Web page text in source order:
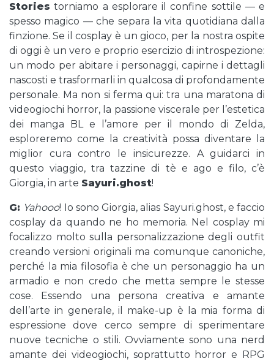
Stories torniamo a esplorare il confine sottile — e
spesso magico — che separa la vita quotidiana dalla
finzione. Se il cosplay è un gioco, per la nostra ospite
di oggi è un vero e proprio esercizio di introspezione:
un modo per abitare i personaggi, capirne i dettagli
nascosti e trasformarli in qualcosa di profondamente
personale. Ma non si ferma qui: tra una maratona di
videogiochi horror, la passione viscerale per l’estetica
dei manga BL e l’amore per il mondo di Zelda,
esploreremo come la creatività possa diventare la
miglior cura contro le insicurezze. A guidarci in
questo viaggio, tra tazzine di tè e ago e filo, c’è
Giorgia, in arte Sayuri.ghost!
G: Yahooo! Io sono Giorgia, alias Sayuri.ghost, e faccio
cosplay da quando ne ho memoria. Nel cosplay mi
focalizzo molto sulla personalizzazione degli outfit
creando versioni originali ma comunque canoniche,
perché la mia filosofia è che un personaggio ha un
armadio e non credo che metta sempre le stesse
cose. Essendo una persona creativa e amante
dell’arte in generale, il make-up è la mia forma di
espressione dove cerco sempre di sperimentare
nuove tecniche o stili. Ovviamente sono una nerd
amante dei videogiochi, soprattutto horror e RPG